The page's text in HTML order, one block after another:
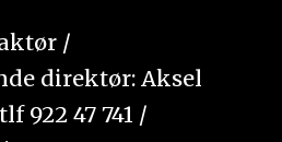
/
direktør: Aksel
922 47 741 /